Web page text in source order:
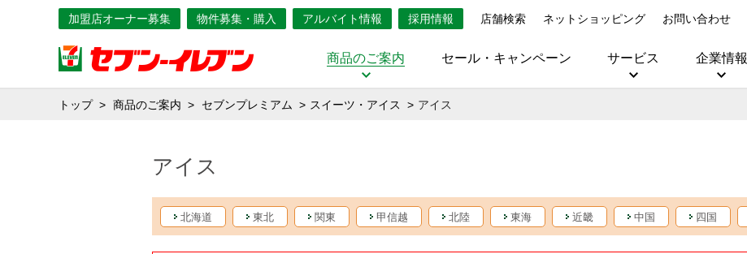
加盟店オーナー募集 物件募集・購入 アルバイト情報 採用情報 店舗検索 ネットショッピング お問い合わせ
商品のご案内 セール・キャンペーン サービス 企業情報
トップ 商品のご案内 セブンプレミアム スイーツ・アイス アイス
アイス
北海道 東北 関東 甲信越 北陸 東海 近畿 中国 四国